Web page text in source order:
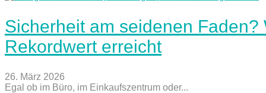
Sicherheit am seidenen
Rekordwert erreicht
26. März 2026
Egal ob im Büro, im Einkaufszentrum oder...